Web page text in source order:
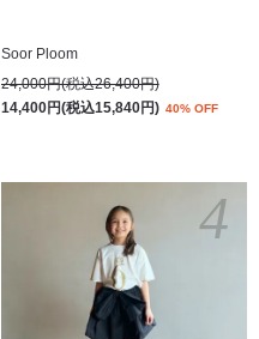
Soor Ploom
24,000円(税込26,400円)
14,400円(税込15,840円) 40% OFF
4